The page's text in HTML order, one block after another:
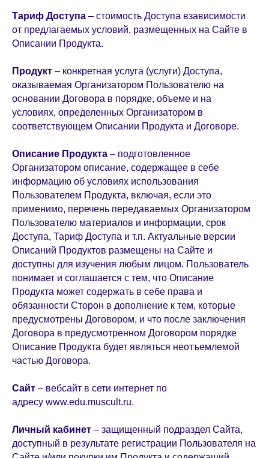
Тариф Доступа – стоимость Доступа взависимости
от предлагаемых условий, размещенных на Сайте в
Описании Продукта.
Продукт – конкретная услуга (услуги) Доступа,
оказываемая Организатором Пользователю на
основании Договора в порядке, объеме и на
условиях, определенных Организатором в
соответствующем Описании Продукта и Договоре.
Описание Продукта – подготовленное
Организатором описание, содержащее в себе
информацию об условиях использования
Пользователем Продукта, включая, если это
применимо, перечень передаваемых Организатором
Пользователю материалов и информации, срок
Доступа, Тариф Доступа и т.п. Актуальные версии
Описаний Продуктов размещены на Сайте и
доступны для изучения любым лицом. Пользователь
понимает и соглашается с тем, что Описание
Продукта может содержать в себе права и
обязанности Сторон в дополнение к тем, которые
предусмотрены Договором, и что после заключения
Договора в предусмотренном Договором порядке
Описание Продукта будет являться неотъемлемой
частью Договора.
Сайт – вебсайт в сети интернет по
адресу www.edu.muscult.ru.
Личный кабинет – защищенный подраздел Сайта,
доступный в результате регистрации Пользователя на